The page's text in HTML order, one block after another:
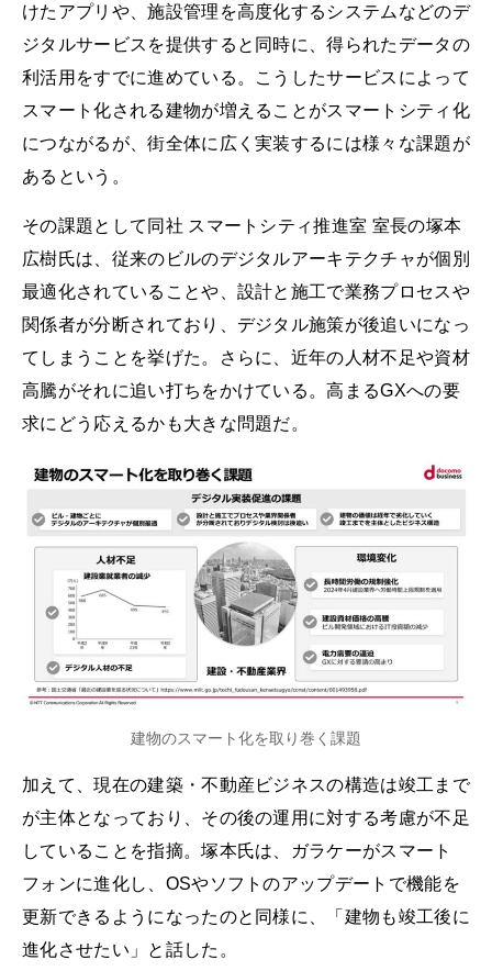
けたアプリや、施設管理を高度化するシステムなどのデ
ジタルサービスを提供すると同時に、得られたデータの
利活用をすでに進めている。こうしたサービスによって
スマート化される建物が増えることがスマートシティ化
につながるが、街全体に広く実装するには様々な課題が
あるという。
その課題として同社 スマートシティ推進室 室長の塚本
広樹氏は、従来のビルのデジタルアーキテクチャが個別
最適化されていることや、設計と施工で業務プロセスや
関係者が分断されており、デジタル施策が後追いになっ
てしまうことを挙げた。さらに、近年の人材不足や資材
高騰がそれに追い打ちをかけている。高まるGXへの要
求にどう応えるかも大きな問題だ。
建物のスマート化を取り巻く課題
加えて、現在の建築・不動産ビジネスの構造は竣工まで
が主体となっており、その後の運用に対する考慮が不足
していることを指摘。塚本氏は、ガラケーがスマート
フォンに進化し、OSやソフトのアップデートで機能を
更新できるようになったのと同様に、「建物も竣工後に
進化させたい」と話した。